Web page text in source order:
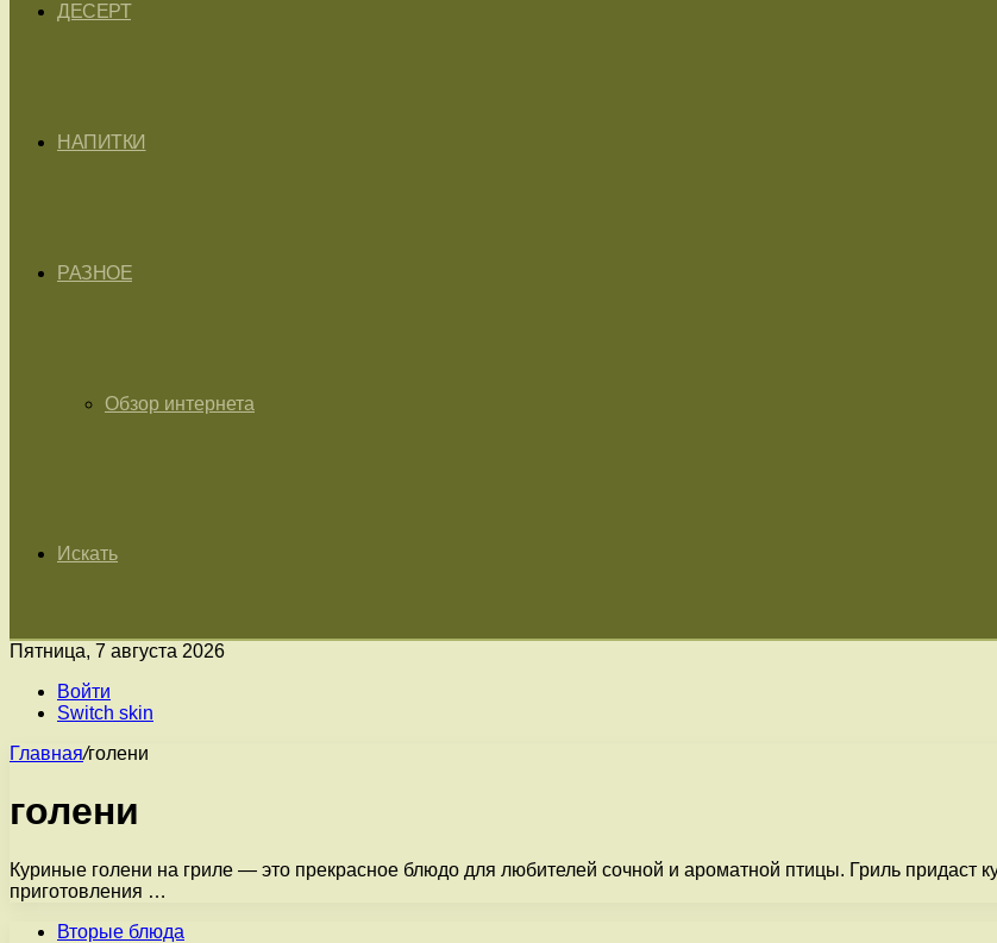
ДЕСЕРТ
НАПИТКИ
РАЗНОЕ
Обзор интернета
Искать
Пятница, 7 августа 2026
Войти
Switch skin
Главная/голени
голени
Куриные голени на гриле — это прекрасное блюдо для любителей сочной и ароматной птицы. Гриль придаст
приготовления …
Вторые блюда